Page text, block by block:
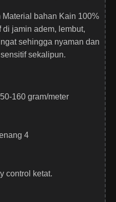
bahan Kain 100%
di jamin adem, lembut,
sehingga nyaman dan
sekalipun.
160 gram/meter
4
control ketat.